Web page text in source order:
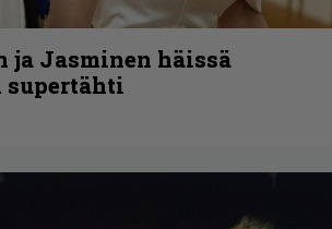
ja Jasminen häissä
supertähti